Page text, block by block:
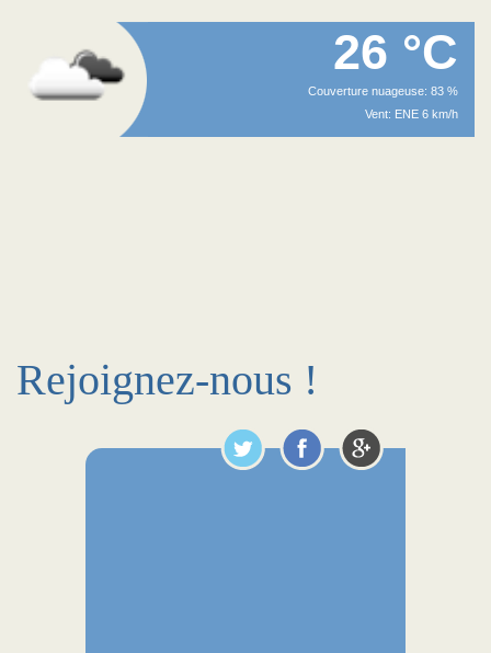
26 °C
Couverture nuageuse: 83 %
Vent: ENE 6 km/h
Rejoignez-nous !